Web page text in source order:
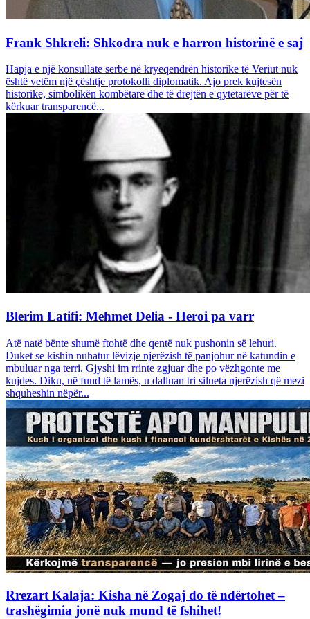
Frank Shkreli: Shkodra nuk e harron historinë e saj
Hapja e një konsullate serbe në kryeqendrën historike të Veriut nuk
është vetëm një çështje protokolli diplomatik. Ajo prek kujtesën
historike, simbolikën kombëtare dhe të drejtën e qytetarëve për të
kërkuar transparencë...
Blerim Latifi: Mehmet Delia - Heroi pa varr
Atë natë bënte shumë ftohtë dhe qentë nuk pushonin së lehuri.
Duket se kishin nuhatur lëvizje njerëzish të panjohur në katundin e
mbuluar nga terri. Gjyshi im rrinte zgjuar dhe po vëzhgonte me
kujdes. Diku, në fund të lamës, u dalluan tri silueta njerëzish që mezi
shquheshin nëpër...
Rrezart Kalaja: Kisha në Zogaj do të ndërtohet –
trashëgimia jonë nuk mund të fshihet!